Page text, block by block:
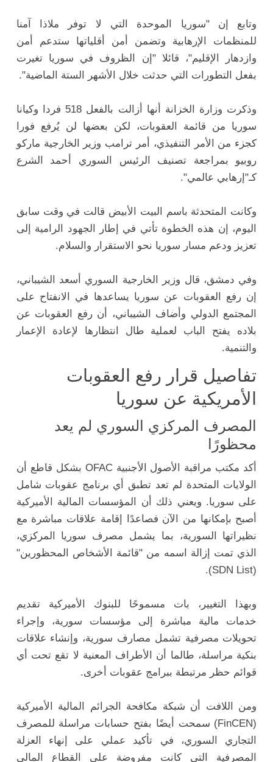
وتابع إن "سوريا الموحدة التي لا توفر ملاذا آمنا
للمنظمات الإرهابية وتضمن أمن أقلياتها ستدعم أمن
وازدهار الإقليم"، قائلا "إن الظروف في سوريا تغيرت
بفعل التطورات التي حدثت خلال الأشهر الستة الماضية".
وذكرت وزارة الخزانة أنها أزالت بالفعل 518 فردا وكيانا
سوريا من قائمة العقوبات، لكن بعضها لن يُرفع فورا
كجزء من الأمر التنفيذي، أمر ترامب وزير الخارجية ماركو
روبيو بمراجعة تصنيف الرئيس السوري أحمد الشرع
كـ"إرهابي عالمي".
وكانت المتحدثة باسم البيت الأبيض قالت في وقت سابق
اليوم، إن هذه الخطوة تأتي في إطار الجهود الرامية إلى
تعزيز ودعم مسار سوريا نحو الاستقرار والسلام.
وفي دمشق، قال وزير الخارجية السوري أسعد الشيباني،
إن رفع العقوبات عن سوريا يساعدها في الانفتاح على
المجتمع الدولي وأضاف الشيباني، أن رفع العقوبات عن
بلاده يفتح الباب لعملية طال انتظارها لإعادة الإعمار
والتنمية.
تفاصيل قرار رفع العقوبات
الأمريكية عن سوريا
المصرف المركزي السوري لم يعد
محظورًا
أكد مكتب مراقبة الأصول الأجنبية OFAC بشكل قاطع أن
الولايات المتحدة لم تعد تطبق أي برنامج عقوبات شامل
على سوريا. ويعني ذلك أن المؤسسات المالية الأميركية
أصبح بإمكانها من الآن فصاعدًا إقامة علاقات مباشرة مع
نظيراتها السورية، بما يشمل مصرف سوريا المركزي،
الذي تمت إزالة اسمه من "قائمة الأشخاص المحظورين"
(SDN List).
وبهذا التغيير، بات مسموحًا للبنوك الأميركية تقديم
خدمات مالية مباشرة إلى مؤسسات سورية، وإجراء
تحويلات مصرفية تشمل مصارف سورية، وإنشاء علاقات
بنكية مراسلة، طالما أن الأطراف المعنية لا تقع تحت أي
قوائم حظر مرتبطة ببرامج عقوبات أخرى.
ومن اللافت أن شبكة مكافحة الجرائم المالية الأميركية
(FinCEN) سمحت أيضًا بفتح حسابات مراسلة للمصرف
التجاري السوري، في تأكيد عملي على إنهاء العزلة
المصرفية التي كانت مفروضة على القطاع المالي